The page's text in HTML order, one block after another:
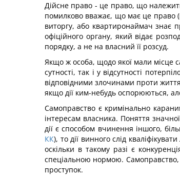
Дійсне право - це право, що
помилково вважає, що має це право
витор­гу, або квартиронаймач знає
офіційного органу, який відає
порядку, а не на власний її розсуд.
Якщо ж особа, щодо якої мали місце
сутності, так і у відсутності
відпо­відними злочинами проти
якщо дії ким-небудь оспорюються,
Самоправство є кримінально
інтересам власника. Поняття
дії є способом вчинення іншого,
КК), то дії винного слід
оскільки в такому разі є
спеціальною нормою. Самоправство,
проступок.